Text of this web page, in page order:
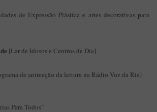
de Expressão Plástica e artes decorativas para
[Lar de Idosos e Centros de Dia]
de animação da leitura na Rádio Voz da Ria]
Para Todos”